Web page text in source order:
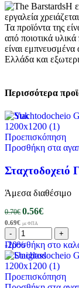
Η
εργαλεία
Τα προϊόντα της
από ποιοτικά
είναι
Ελλάδα και
Περισσότερα
-20%
Προεπισκόπηση
Προσθήκη στα
Σταχτοδοχειό
Άμεσα διαθέσιμο
0.70€ 0.56€
0.69€ με ΦΠΑ
Προσθήκη στο
Προεπισκόπηση